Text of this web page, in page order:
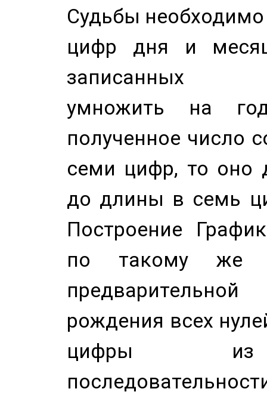
Судьбы
цифр дня и
записанных
умножить на
полученное число
семи цифр, то оно
до длины в семь
Построение
по такому же
рождения всех
цифры из